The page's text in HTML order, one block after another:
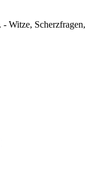
Witze, Scherzfragen,